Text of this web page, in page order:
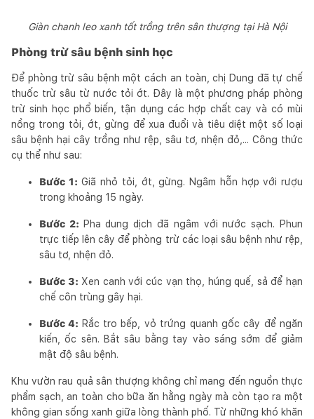
Giàn chanh leo xanh tốt trồng trên sân thượng tại Hà Nội
Phòng trừ sâu bệnh sinh học
Để phòng trừ sâu bệnh một cách an toàn, chị Dung đã tự chế
thuốc trừ sâu từ nước tỏi ớt. Đây là một phương pháp phòng
trừ sinh học phổ biến, tận dụng các hợp chất cay và có mùi
nồng trong tỏi, ớt, gừng để xua đuổi và tiêu diệt một số loại
sâu bệnh hại cây trồng như rệp, sâu tơ, nhện đỏ,... Công thức
cụ thể như sau:
Bước 1: Giã nhỏ tỏi, ớt, gừng. Ngâm hỗn hợp với rượu
trong khoảng 15 ngày.
Bước 2: Pha dung dịch đã ngâm với nước sạch. Phun
trực tiếp lên cây để phòng trừ các loại sâu bệnh như rệp,
sâu tơ, nhện đỏ.
Bước 3: Xen canh với cúc vạn thọ, húng quế, sả để hạn
chế côn trùng gây hại.
Bước 4: Rắc tro bếp, vỏ trứng quanh gốc cây để ngăn
kiến, ốc sên. Bắt sâu bằng tay vào sáng sớm để giảm
mật độ sâu bệnh.
Khu vườn rau quả sân thượng không chỉ mang đến nguồn thực
phẩm sạch, an toàn cho bữa ăn hằng ngày mà còn tạo ra một
không gian sống xanh giữa lòng thành phố. Từ những khó khăn